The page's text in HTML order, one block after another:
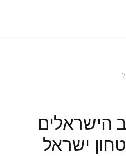
הישראלים
ישראל